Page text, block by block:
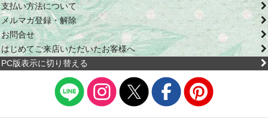
支払い方法について
メルマガ登録・解除
お問合せ
はじめてご来店いただいたお客様へ
PC版表示に切り替える